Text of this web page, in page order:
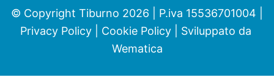
© Copyright Tiburno 2026 | P.iva 15536701004 |
Privacy Policy| Cookie Policy| Sviluppato da
Wematica